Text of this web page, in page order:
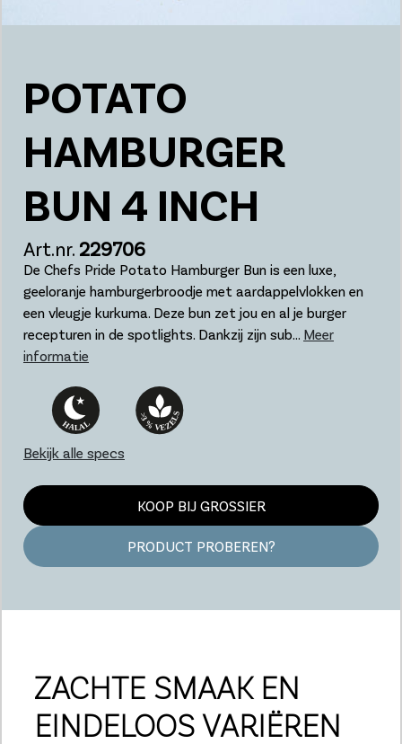
POTATO
HAMBURGER
BUN 4 INCH
Art.nr. 229706
De Chefs Pride Potato Hamburger Bun is een luxe,
geeloranje hamburgerbroodje met aardappelvlokken en
een vleugje kurkuma. Deze bun zet jou en al je burger
recepturen in de spotlights. Dankzij zijn sub... Meer
informatie
Bekijk alle specs
KOOP BIJ GROSSIER
PRODUCT PROBEREN?
ZACHTE SMAAK EN
EINDELOOS VARIËREN